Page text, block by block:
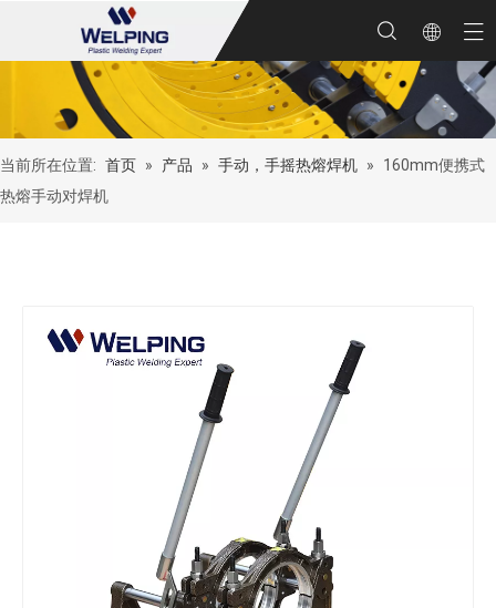
当前所在位置: 首页 » 产品 » 手动，手摇热熔焊机 »
160mm便携式
热熔手动对焊机